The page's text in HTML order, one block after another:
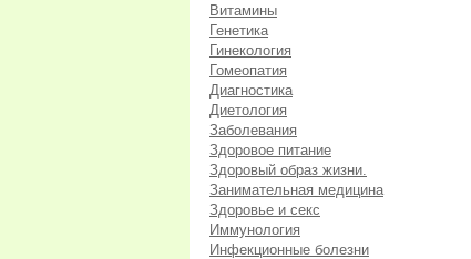
Витамины
Генетика
Гинекология
Гомеопатия
Диагностика
Диетология
Заболевания
Здоровое питание
Здоровый образ жизни.
Занимательная медицина
Здоровье и секс
Иммунология
Инфекционные болезни